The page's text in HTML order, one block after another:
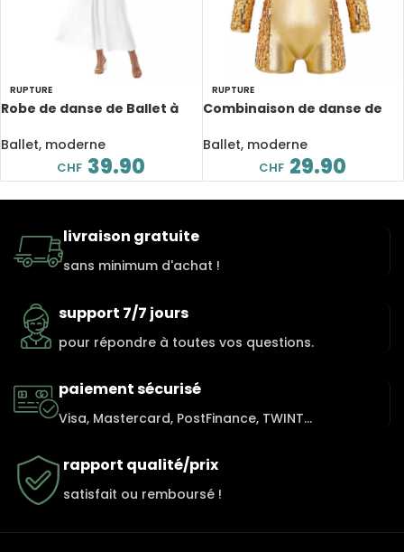
RUPTURE
Robe de danse de Ballet à
femme, célébration
liturgique
Ballet, moderne
CHF 39.90
RUPTURE
Combinaison de danse de
paillettes brillantes
Ballet, moderne
CHF 29.90
livraison gratuite
sans minimum d'achat !
support 7/7 jours
pour répondre à toutes vos questions.
paiement sécurisé
Visa, Mastercard, PostFinance, TWINT...
rapport qualité/prix
satisfait ou remboursé !